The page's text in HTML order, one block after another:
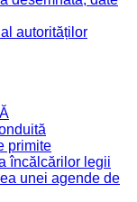
autorităților
primite
încălcărilor legii
unei agende de